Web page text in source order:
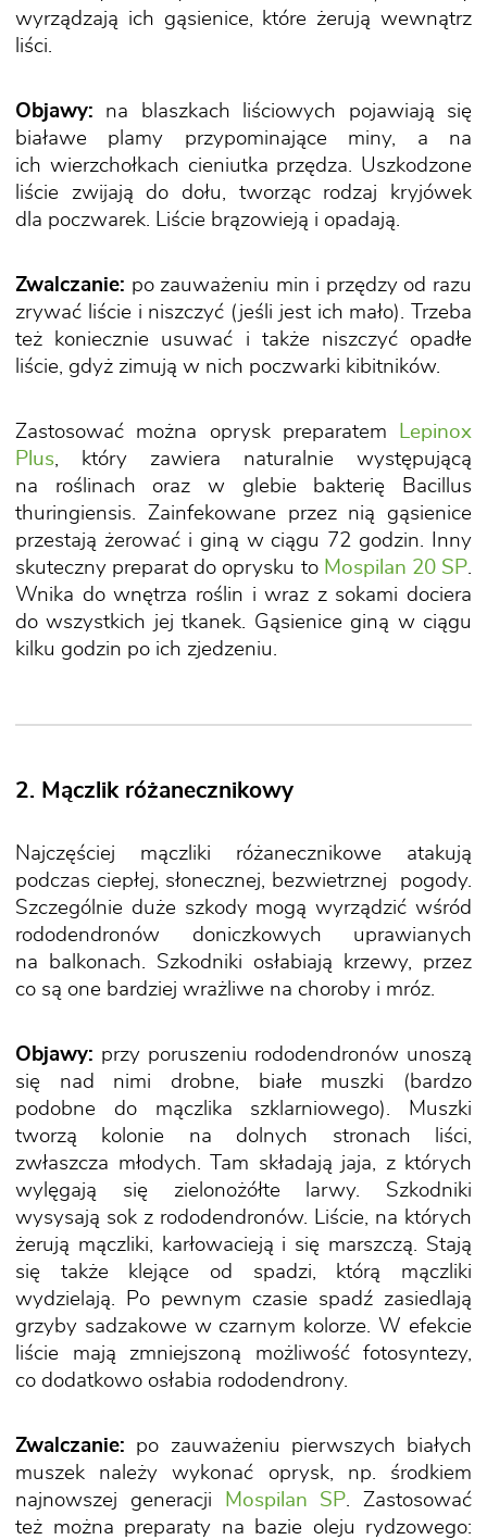
wyrządzają ich gąsienice, które żerują wewnątrz
liści.
Objawy: na blaszkach liściowych pojawiają się
białawe plamy przypominające miny, a na
ich wierzchołkach cieniutka przędza. Uszkodzone
liście zwijają do dołu, tworząc rodzaj kryjówek
dla poczwarek. Liście brązowieją i opadają.
Zwalczanie: po zauważeniu min i przędzy od razu
zrywać liście i niszczyć (jeśli jest ich mało). Trzeba
też koniecznie usuwać i także niszczyć opadłe
liście, gdyż zimują w nich poczwarki kibitników.
Zastosować można oprysk preparatem
Lepinox
Plus, który zawiera naturalnie występującą
na roślinach oraz w glebie bakterię Bacillus
thuringiensis. Zainfekowane przez nią gąsienice
przestają żerować i giną w ciągu 72 godzin. Inny
skuteczny preparat do oprysku to Mospilan 20 SP.
Wnika do wnętrza roślin i wraz z sokami dociera
do wszystkich jej tkanek. Gąsienice giną w ciągu
kilku godzin po ich zjedzeniu.
2. Mączlik różanecznikowy
Najczęściej mączliki różanecznikowe atakują
podczas ciepłej, słonecznej, bezwietrznej pogody.
Szczególnie duże szkody mogą wyrządzić wśród
rododendronów doniczkowych uprawianych
na balkonach. Szkodniki osłabiają krzewy, przez
co są one bardziej wrażliwe na choroby i mróz.
Objawy: przy poruszeniu rododendronów unoszą
się nad nimi drobne, białe muszki (bardzo
podobne do mączlika szklarniowego). Muszki
tworzą kolonie na dolnych stronach liści,
zwłaszcza młodych. Tam składają jaja, z których
wylęgają się zielonożółte larwy. Szkodniki
wysysają sok z rododendronów. Liście, na których
żerują mączliki, karłowacieją i się marszczą. Stają
się także klejące od spadzi, którą mączliki
wydzielają. Po pewnym czasie spadź zasiedlają
grzyby sadzakowe w czarnym kolorze. W efekcie
liście mają zmniejszoną możliwość fotosyntezy,
co dodatkowo osłabia rododendrony.
Zwalczanie: po zauważeniu pierwszych białych
muszek należy wykonać oprysk, np. środkiem
najnowszej generacji
Mospilan SP. Zastosować
też można preparaty na bazie oleju rydzowego: